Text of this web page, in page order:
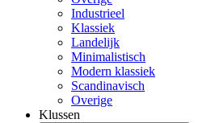
Industrieel
Klassiek
Landelijk
Minimalistisch
Modern klassiek
Scandinavisch
Overige
Klussen